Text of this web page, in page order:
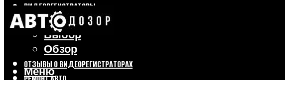
ВИДЕОРЕГИСТРАТОРЫ
Бренды
Выбор
Обзор
ОТЗЫВЫ О ВИДЕОРЕГИСТРАТОРАХ
РЕМОНТ АВТО
Меню